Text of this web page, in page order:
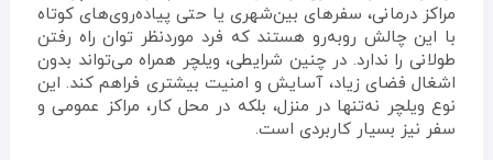
مراکز درمانی، سفرهای بین‌شهری یا حتی پیاده‌روی‌های کوتاه
با این چالش روبه‌رو هستند که فرد موردنظر توان راه رفتن
طولانی را ندارد. در چنین شرایطی، ویلچر همراه می‌تواند بدون
اشغال فضای زیاد، آسایش و امنیت بیشتری فراهم کند. این
نوع ویلچر نه‌تنها در منزل، بلکه در محل کار، مراکز عمومی و
سفر نیز بسیار کاربردی است.